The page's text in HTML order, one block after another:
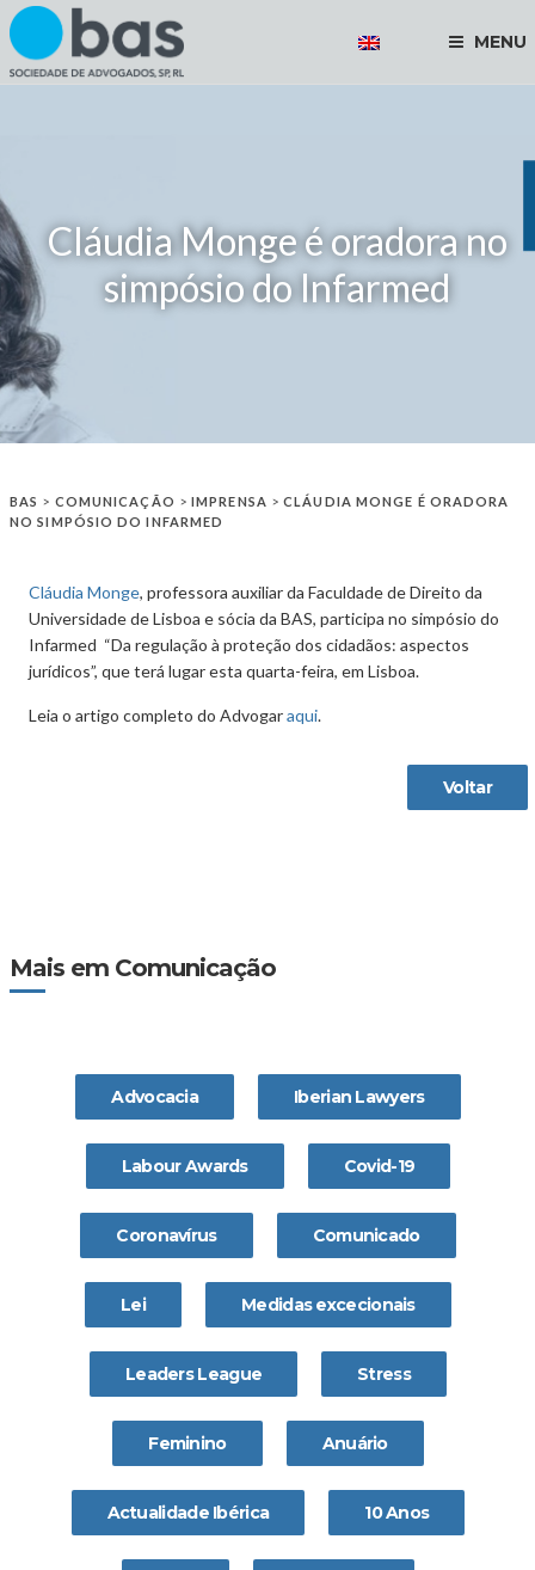
MENU
Cláudia Monge é oradora no
simpósio do Infarmed
BAS > COMUNICAÇÃO >IMPRENSA >CLÁUDIA MONGE É ORADORA
NO SIMPÓSIO DO INFARMED
Cláudia Monge, professora auxiliar da Faculdade de Direito da
Universidade de Lisboa e sócia da BAS, participa no simpósio do
Infarmed “Da regulação à proteção dos cidadãos: aspectos
jurídicos”, que terá lugar esta quarta-feira, em Lisboa.
Leia o artigo completo do Advogaraqui.
Voltar
Mais em Comunicação
Advocacia Iberian Lawyers
Labour Awards Covid-19
Coronavírus Comunicado
Lei Medidas excecionais
Leaders League Stress
Feminino Anuário
Actualidade Ibérica 10 Anos